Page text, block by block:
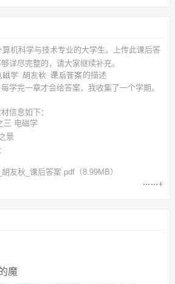
机科学与技术专业的大学生。上传此课后答
详尽完整的，请大家继续补充。
的描述
学完一章才会给答案，我收集了一个学期。
信息如下：
三 电磁学
景
友秋_课后答案.pdf （8.99MB）
魔